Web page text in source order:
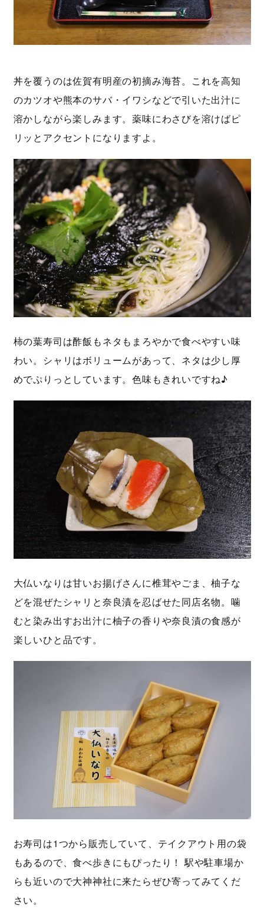
丼を覆うのは佐賀有明産の初摘み海苔。これを高知
のカツオや熊本のサバ・イワシなどで引いた出汁に
溶かしながら楽しみます。薬味にわさびを溶けばピ
リッとアクセントになりますよ。
柿の葉寿司は酢飯もネタもまろやかで食べやすい味
わい。シャリはボリュームがあって、ネタは少し厚
めでぷりっとしています。色味もきれいですね♪
大仏いなりは甘いお揚げさんに椎茸やごま、柚子な
どを混ぜたシャリと奈良漬を忍ばせた同店名物。噛
むと染み出すお出汁に柚子の香りや奈良漬の食感が
楽しいひと品です。
お寿司は1つから販売していて、テイクアウト用の袋
もあるので、食べ歩きにもぴったり！ 駅や駐車場か
らも近いので大神神社に来たらぜひ寄ってみてくだ
さい。